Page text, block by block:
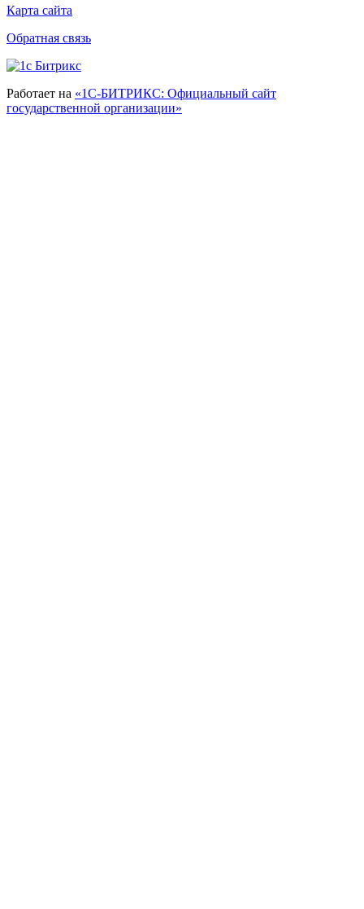
Карта сайта
Обратная связь
Работает на «1С-БИТРИКС: Официальный сайт
государственной организации»